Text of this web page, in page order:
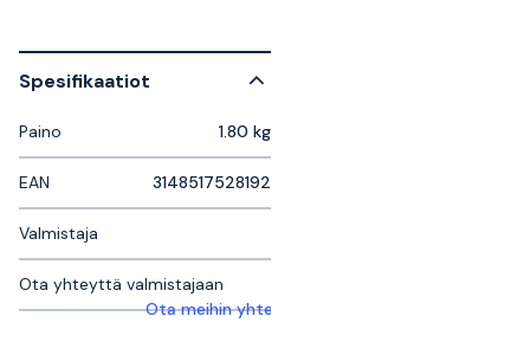
Spesifikaatiot
Paino 1.80 kg
EAN 3148517528192
Valmistaja
Ota yhteyttä valmistajaan
Ota meihin yhteyttä saadaksesi lisätietoja